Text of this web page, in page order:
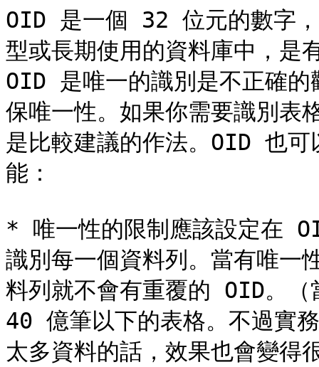
OID 是一個 32 位元的數字
型或長期使用的資料庫中，是
OID 是唯一的識別是不正確的
保唯一性。如果你需要識別表
是比較建議的作法。OID 也可
能：
* 唯一性的限制應該設定在
識別每一個資料列。當有唯一
料列就不會有重覆的 OID。（
40 億筆以下的表格。不過實
太多資料的話，效果也會變得